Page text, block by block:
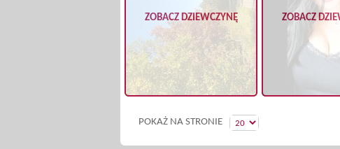
ZOBACZ DZIEWCZYNĘ ZOBACZ
POKAŻ NA STRONIE